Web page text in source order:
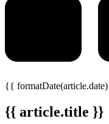
{{
{{ article.title }}